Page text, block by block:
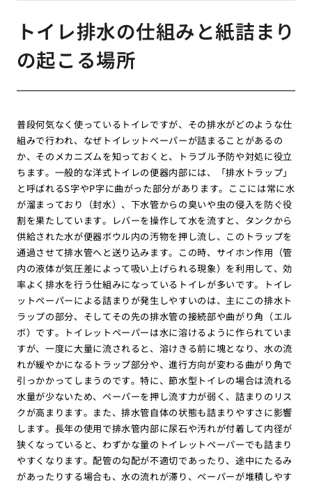
トイレ排水の仕組みと紙詰まり
の起こる場所
普段何気なく使っているトイレですが、その排水がどのような仕
組みで行われ、なぜトイレットペーパーが詰まることがあるの
か、そのメカニズムを知っておくと、トラブル予防や対処に役立
ちます。一般的な洋式トイレの便器内部には、「排水トラップ」
と呼ばれるS字やP字に曲がった部分があります。ここには常に水
が溜まっており（封水）、下水管からの臭いや虫の侵入を防ぐ役
割を果たしています。レバーを操作して水を流すと、タンクから
供給された水が便器ボウル内の汚物を押し流し、このトラップを
通過させて排水管へと送り込みます。この時、サイホン作用（管
内の液体が気圧差によって吸い上げられる現象）を利用して、効
率よく排水を行う仕組みになっているトイレが多いです。トイレ
ットペーパーによる詰まりが発生しやすいのは、主にこの排水ト
ラップの部分、そしてその先の排水管の接続部や曲がり角（エル
ボ）です。トイレットペーパーは水に溶けるように作られていま
すが、一度に大量に流されると、溶けきる前に塊となり、水の流
れが緩やかになるトラップ部分や、進行方向が変わる曲がり角で
引っかかってしまうのです。特に、節水型トイレの場合は流れる
水量が少ないため、ペーパーを押し流す力が弱く、詰まりのリス
クが高まります。また、排水管自体の状態も詰まりやすさに影響
します。長年の使用で排水管内部に尿石や汚れが付着して内径が
狭くなっていると、わずかな量のトイレットペーパーでも詰まり
やすくなります。配管の勾配が不適切であったり、途中にたるみ
があったりする場合も、水の流れが滞り、ペーパーが堆積しやす